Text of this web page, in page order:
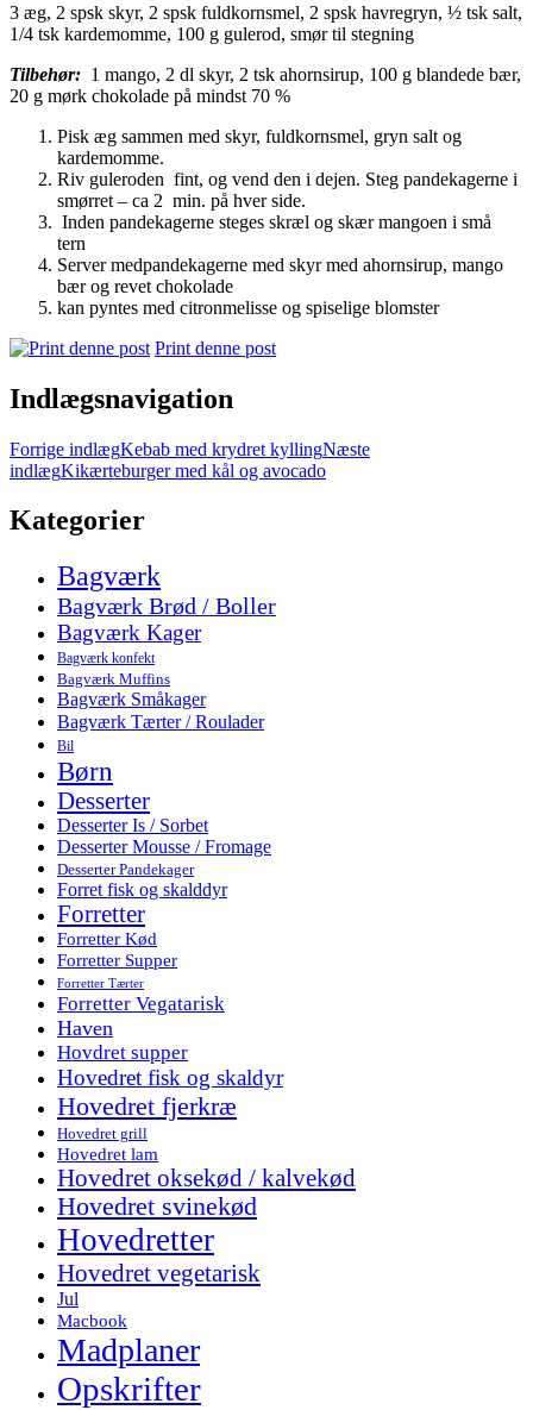
3 æg, 2 spsk skyr, 2 spsk fuldkornsmel, 2 spsk havregryn, ½ tsk salt,
1/4 tsk kardemomme, 100 g gulerod, smør til stegning
Tilbehør: 1 mango, 2 dl skyr, 2 tsk ahornsirup, 100 g blandede bær,
20 g mørk chokolade på mindst 70 %
Pisk æg sammen med skyr, fuldkornsmel, gryn salt og
kardemomme.
Riv guleroden fint, og vend den i dejen. Steg pandekagerne i
smørret – ca 2 min. på hver side.
Inden pandekagerne steges skræl og skær mangoen i små
tern
Server medpandekagerne med skyr med ahornsirup, mango
bær og revet chokolade
kan pyntes med citronmelisse og spiselige blomster
Print denne post
Indlægsnavigation
Forrige indlægKebab med krydret kyllingNæste
indlægKikærteburger med kål og avocado
Kategorier
Bagværk
Bagværk Brød / Boller
Bagværk Kager
Bagværk konfekt
Bagværk Muffins
Bagværk Småkager
Bagværk Tærter / Roulader
Bil
Børn
Desserter
Desserter Is / Sorbet
Desserter Mousse / Fromage
Desserter Pandekager
Forret fisk og skalddyr
Forretter
Forretter Kød
Forretter Supper
Forretter Tærter
Forretter Vegatarisk
Haven
Hovdret supper
Hovedret fisk og skaldyr
Hovedret fjerkræ
Hovedret grill
Hovedret lam
Hovedret oksekød / kalvekød
Hovedret svinekød
Hovedretter
Hovedret vegetarisk
Jul
Macbook
Madplaner
Opskrifter